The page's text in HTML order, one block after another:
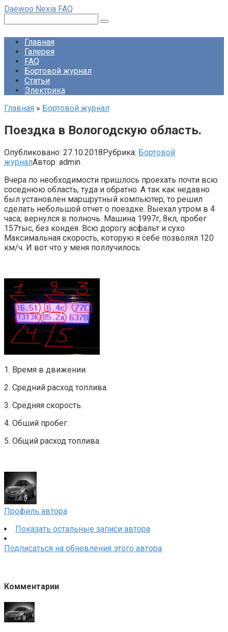
Перейти
контенту
Daewoo Nexia FAQ
Главная
Галерея
FAQ
Бортовой журнал
Статьи
Электрика
Главная » Бортовой журнал
Поездка в Вологодскую область.
Опубликовано: 27.10.2018Рубрика: Бортовой
журналАвтор: admin
Вчера по необходимости пришлось проехать почти всю
соседнюю область, туда и обратно. А так как недавно
был установлен маршрутный компьютер, то решил
сделать небольшой отчет о поездке. Выехал утром в 4
часа, вернулся в полночь. Машина 1997г, 8кл, пробег
157тыс, без кондея. Всю дорогу асфальт и сухо.
Максимальная скорость, которую я себе позволял 120
км/ч. И вот что у меня поллучилось:
1. Время в движении.
2. Средний расход топлива.
3. Средняя скорость.
4. Обший пробег.
5. Общий расход топлива.
Профиль автора
Показать остальные записи автора
Подписаться на обновления этого автора
Комментарии